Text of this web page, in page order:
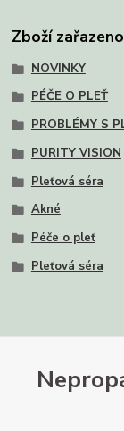
Zboží
NOVINKY
PÉČE O PLEŤ
PROBLÉMY S
PURITY VISION
Pleťová séra
Akné
Péče o pleť
Pleťová séra